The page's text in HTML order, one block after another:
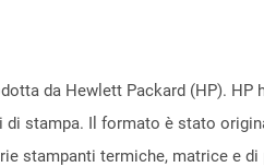
da Hewlett Packard (HP). HP
stampa. Il formato è stato
stampanti termiche, matrice e di